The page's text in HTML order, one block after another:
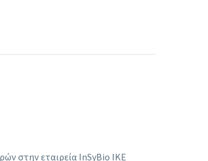
στην εταιρεία InSyBio IKE